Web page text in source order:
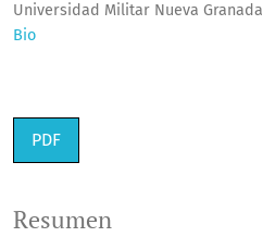
Universidad Militar Nueva Granada
Bio
PDF
Resumen